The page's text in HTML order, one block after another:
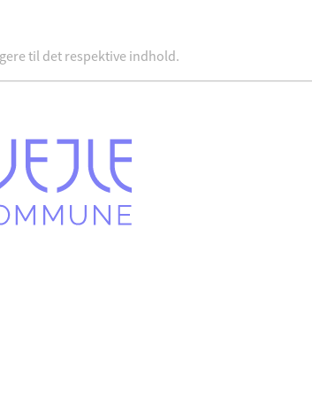
til det respektive indhold.